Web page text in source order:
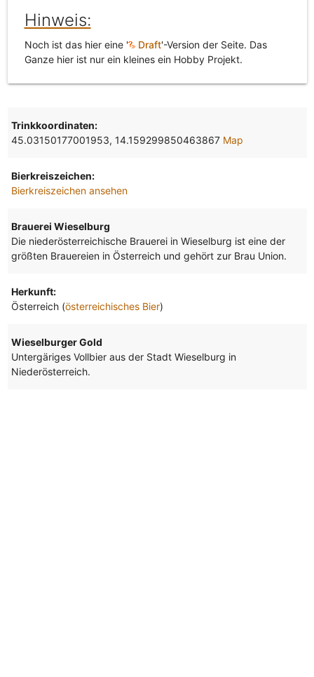
Hinweis:
Noch ist das hier eine ' Draft'-Version der Seite. Das
Ganze hier ist nur ein kleines ein Hobby Projekt.
Trinkkoordinaten:
45.03150177001953, 14.159299850463867 Map
Bierkreiszeichen:
Bierkreiszeichen ansehen
Brauerei Wieselburg
Die niederösterreichische Brauerei in Wieselburg ist eine der
größten Brauereien in Österreich und gehört zur Brau Union.
Herkunft:
Österreich (österreichisches Bier)
Wieselburger Gold
Untergäriges Vollbier aus der Stadt Wieselburg in
Niederösterreich.